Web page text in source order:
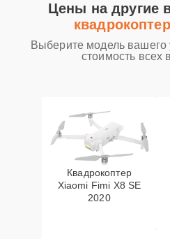
Цены на другие
Выберите модель вашего
стоимость всех
Квадрокоптер
Xiaomi Fimi X8 SE
2020